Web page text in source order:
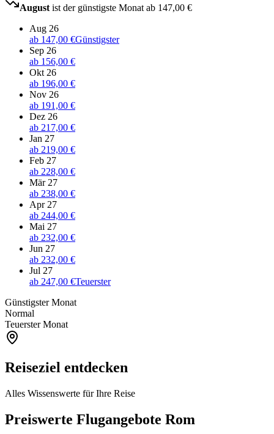
August ist der günstigste Monat ab 147,00 €
Aug 26
ab 147,00 €Günstigster
Sep 26
ab 156,00 €
Okt 26
ab 196,00 €
Nov 26
ab 191,00 €
Dez 26
ab 217,00 €
Jan 27
ab 219,00 €
Feb 27
ab 228,00 €
Mär 27
ab 238,00 €
Apr 27
ab 244,00 €
Mai 27
ab 232,00 €
Jun 27
ab 232,00 €
Jul 27
ab 247,00 €Teuerster
Günstigster Monat
Normal
Teuerster Monat
Reiseziel entdecken
Alles Wissenswerte für Ihre Reise
Preiswerte Flugangebote Rom